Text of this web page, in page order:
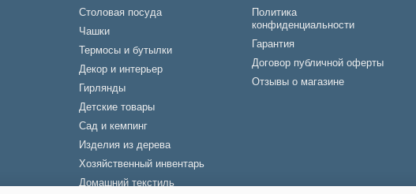
Столовая посуда
Чашки
Термосы и бутылки
Декор и интерьер
Гирлянды
Детские товары
Сад и кемпинг
Изделия из дерева
Хозяйственный инвентарь
Домашний текстиль
Политика
конфиденциальности
Гарантия
Договор публичной оферты
Отзывы о магазине